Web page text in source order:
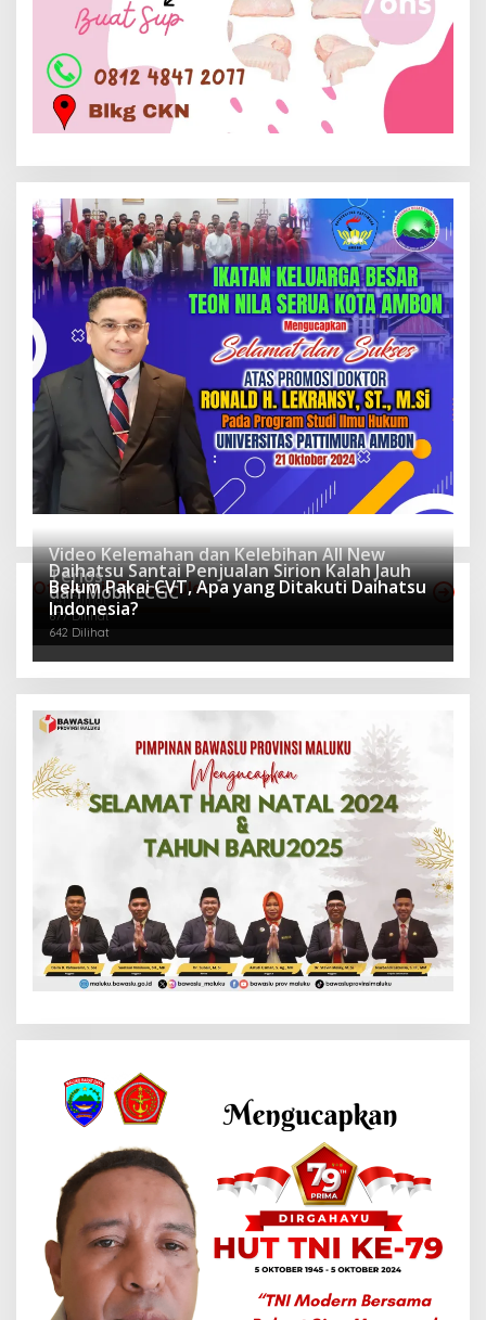
Otomotif Terpopuler
Video Kelemahan dan Kelebihan All New
Terios
941 Dilihat
Daihatsu Santai Penjualan Sirion Kalah Jauh
dari Mobil LCGC
677 Dilihat
Belum Pakai CVT, Apa yang Ditakuti Daihatsu
Indonesia?
642 Dilihat